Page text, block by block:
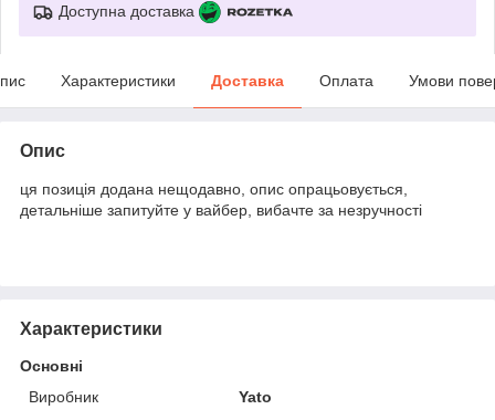
Доступна доставка
Характеристики Доставка Оплата Умови
Опис
ця позиція додана нещодавно, опис опрацьовується,
детальніше запитуйте у вайбер, вибачте за незручності
Характеристики
Основні
Виробник
Yato